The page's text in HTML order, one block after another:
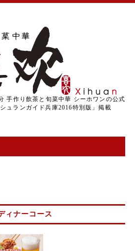
手作り飲茶と旬菜中華 シーホワンの公式
ュランガイド兵庫2016特別版」掲載
ィナーコース